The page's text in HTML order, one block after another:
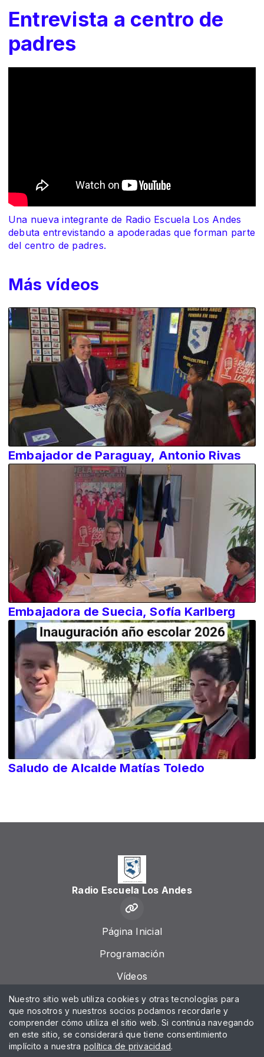
Entrevista a centro de
padres
Más vídeos
Embajador de Paraguay, Antonio Rivas
Embajadora de Suecia, Sofía Karlberg
Saludo de Alcalde Matías Toledo
Una nueva integrante de Radio Escuela Los Andes
debuta entrevistando a apoderadas que forman parte
del centro de padres.
Radio Escuela Los Andes
Página Inicial
Programación
Vídeos
Locutores
Chat
Álbumes
Nuestro sitio web utiliza cookies y otras tecnologías para
que nosotros y nuestros socios podamos recordarle y
comprender cómo utiliza el sitio web. Si continúa navegando
en este sitio, se considerará que tiene consentimiento
implícito a nuestra política de privacidad.